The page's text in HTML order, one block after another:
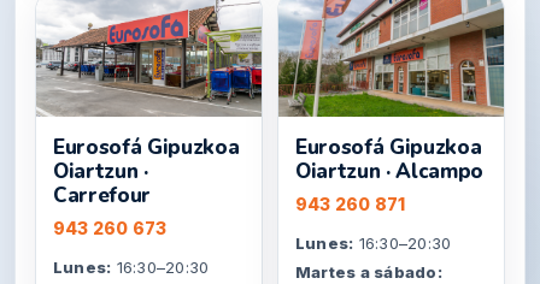
Eurosofá Gipuzkoa
Oiartzun ·
Carrefour
943 260 673
Lunes: 16:30–20:30
Eurosofá Gipuzkoa
Oiartzun · Alcampo
943 260 871
Lunes: 16:30–20:30
Martes a sábado: